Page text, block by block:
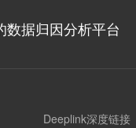
数据归因分析平台
Deeplink深度链接